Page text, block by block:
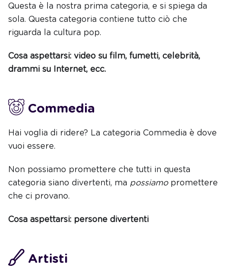
Questa è la nostra prima categoria, e si spiega da
sola. Questa categoria contiene tutto ciò che
riguarda la cultura pop.
Cosa aspettarsi: video su film, fumetti, celebrità,
drammi su Internet, ecc.
Commedia
Hai voglia di ridere? La categoria Commedia è dove
vuoi essere.
Non possiamo promettere che tutti in questa
categoria siano divertenti, ma possiamopromettere
che ci provano.
Cosa aspettarsi: persone divertenti
Artisti